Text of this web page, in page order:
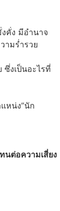
คั่ง มีอำนาจ
ามร่ำรวย
ซึ่งเป็นอะไรที่
หน่ง”นัก
ต่อความเสี่ยง